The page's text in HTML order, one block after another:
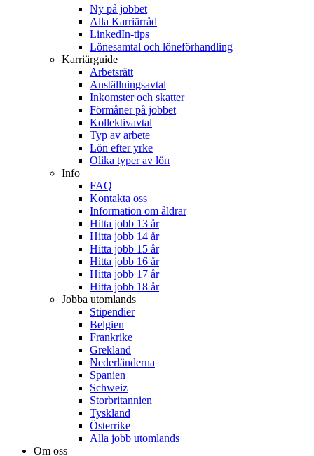
Ny på jobbet
Alla Karriärråd
LinkedIn-tips
Lönesamtal och löneförhandling
Karriärguide
Arbetsrätt
Anställningsavtal
Inkomster och skatter
Förmåner på jobbet
Kollektivavtal
Typ av arbete
Lön efter yrke
Olika typer av lön
Info
FAQ
Kontakta oss
Information om åldrar
Hitta jobb 13 år
Hitta jobb 14 år
Hitta jobb 15 år
Hitta jobb 16 år
Hitta jobb 17 år
Hitta jobb 18 år
Jobba utomlands
Stipendier
Belgien
Frankrike
Grekland
Nederländerna
Spanien
Schweiz
Storbritannien
Tyskland
Österrike
Alla jobb utomlands
Om oss